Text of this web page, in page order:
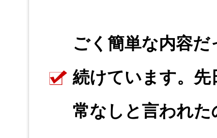
ごく簡単な内容
続けています。先
常なしと言われ